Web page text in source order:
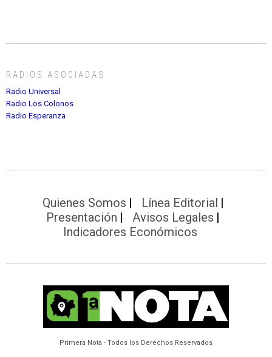
RADIOS ASOCIADAS
Radio Universal
Radio Los Colonos
Radio Esperanza
Quienes Somos
Línea Editorial
Presentación
Avisos Legales
Indicadores Económicos
Primera Nota - Todos los Derechos Reservados